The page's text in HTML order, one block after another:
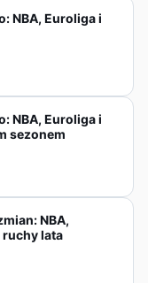
NBA, Euroliga i
NBA, Euroliga i
sezonem
NBA,
lata